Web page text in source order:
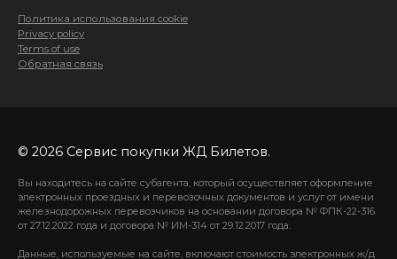
Политика использования cookie
Privacy policy
Terms of use
Обратная связь
© 2026 Сервис покупки ЖД Билетов.
Вы находитесь на сайте субагента, который осуществляет оформление
электронных проездных и перевозочных документов и услуг от имени
железнодорожных перевозчиков на основании договора № ФПК-22-316
от 27.12.2022 года и договора № ИМ-314 от 29.12.2017 года.
Данные, используемые на сайте, включают стоимость электронных ж/д